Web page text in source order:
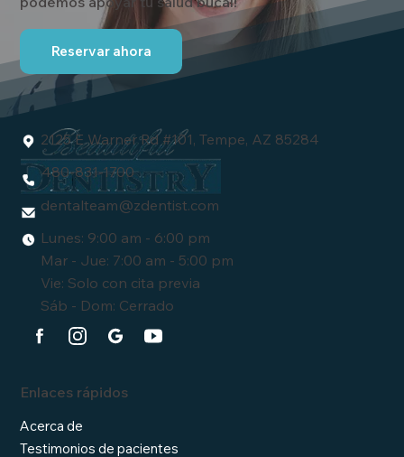
Reservar ahora
2125 E Warner Rd #101, Tempe, AZ 85284
480-831-1700
dentalteam@zdentist.com
Lunes: 9:00 am - 6:00 pm
Mar - Jue: 7:00 am - 5:00 pm
Vie: Solo con cita previa
Sáb - Dom: Cerrado
Enlaces rápidos
Acerca de
Testimonios de pacientes